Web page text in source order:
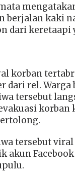
berjalan kaki
dari keretaapi
korban
dari rel.
tersebut
korban
tersebut
akun